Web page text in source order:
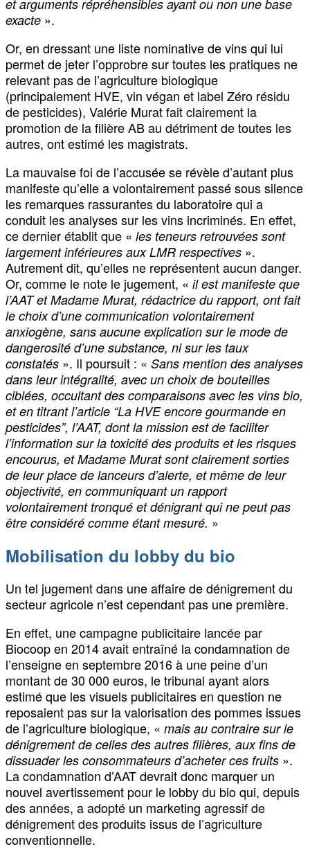
et arguments répréhensibles ayant ou non une base
exacte ».
Or, en dressant une liste nominative de vins qui lui
permet de jeter l’opprobre sur toutes les pratiques ne
relevant pas de l’agriculture biologique
(principalement HVE, vin végan et label Zéro résidu
de pesticides), Valérie Murat fait clairement la
promotion de la filière AB au détriment de toutes les
autres, ont estimé les magistrats.
La mauvaise foi de l’accusée se révèle d’autant plus
manifeste qu’elle a volontairement passé sous silence
les remarques rassurantes du laboratoire qui a
conduit les analyses sur les vins incriminés. En effet,
ce dernier établit que « les teneurs retrouvées sont
largement inférieures aux LMR respectives ».
Autrement dit, qu’elles ne représentent aucun danger.
Or, comme le note le jugement, « il est manifeste que
l’AAT et Madame Murat, rédactrice du rapport, ont fait
le choix d’une communication volontairement
anxiogène, sans aucune explication sur le mode de
dangerosité d’une substance, ni sur les taux
constatés ». Il poursuit : « Sans mention des analyses
dans leur intégralité, avec un choix de bouteilles
ciblées, occultant des comparaisons avec les vins bio,
et en titrant l’article “La HVE encore gourmande en
pesticides”, l’AAT, dont la mission est de faciliter
l’information sur la toxicité des produits et les risques
encourus, et Madame Murat sont clairement sorties
de leur place de lanceurs d’alerte, et même de leur
objectivité, en communiquant un rapport
volontairement tronqué et dénigrant qui ne peut pas
être considéré comme étant mesuré. »
Mobilisation du lobby du bio
Un tel jugement dans une affaire de dénigrement du
secteur agricole n’est cependant pas une première.
En effet, une campagne publicitaire lancée par
Biocoop en 2014 avait entraîné la condamnation de
l’enseigne en septembre 2016 à une peine d’un
montant de 30 000 euros, le tribunal ayant alors
estimé que les visuels publicitaires en question ne
reposaient pas sur la valorisation des pommes issues
de l’agriculture biologique, « mais au contraire sur le
dénigrement de celles des autres filières, aux fins de
dissuader les consommateurs d’acheter ces fruits ».
La condamnation d’AAT devrait donc marquer un
nouvel avertissement pour le lobby du bio qui, depuis
des années, a adopté un marketing agressif de
dénigrement des produits issus de l’agriculture
conventionnelle.